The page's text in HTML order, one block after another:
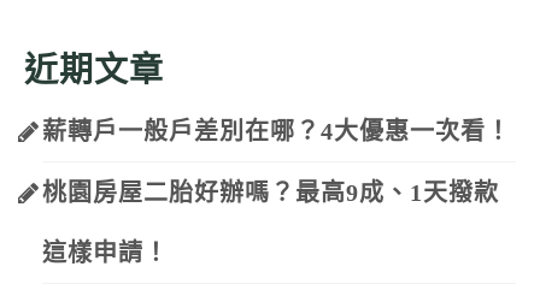
近期文章
薪轉戶一般戶差別在哪？4大優惠一次看！
桃園房屋二胎好辦嗎？最高9成、1天撥款
這樣申請！